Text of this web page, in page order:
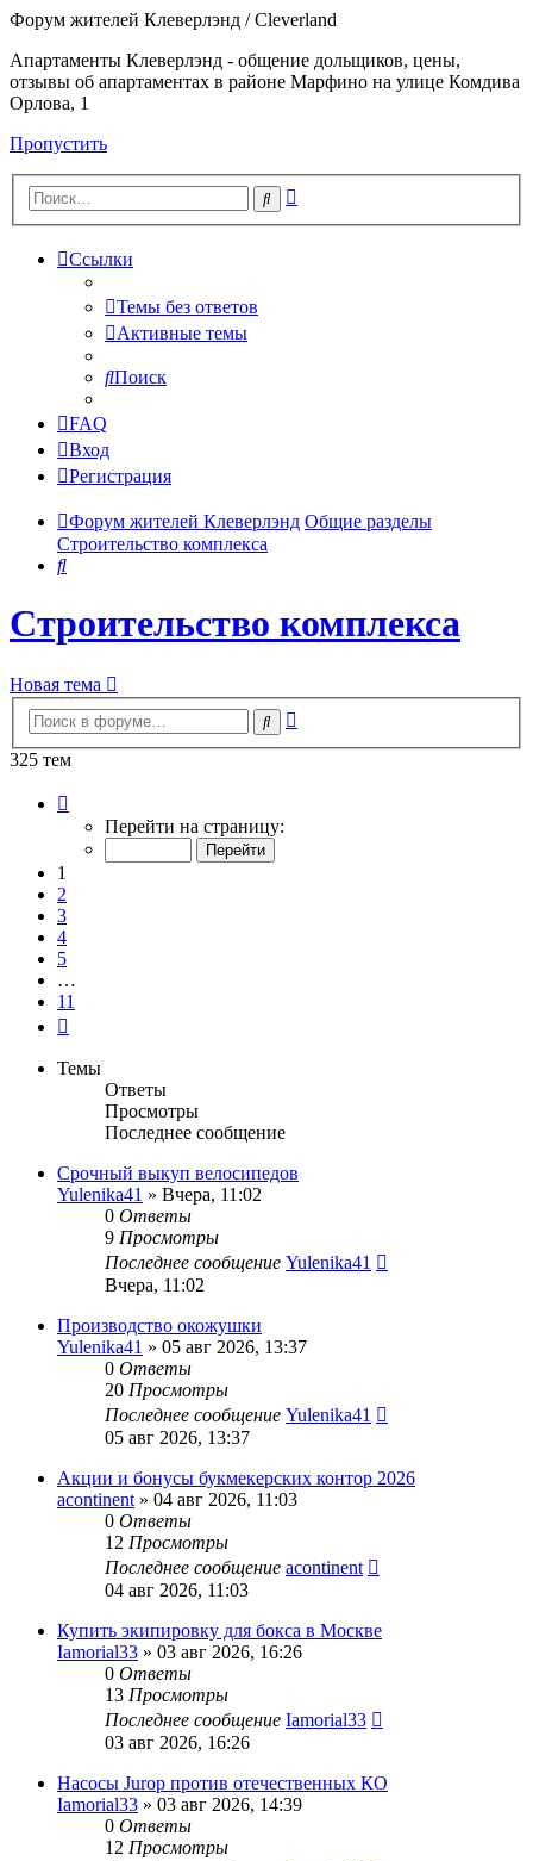
Форум жителей Клеверлэнд / Cleverland
Апартаменты Клеверлэнд - общение дольщиков, цены,
отзывы об апартаментах в районе Марфино на улице Комдива
Орлова, 1
Пропустить
Поиск
Ссылки
Темы без ответов
Активные темы
Поиск
FAQ
Вход
Регистрация
Форум жителей Клеверлэнд Общие разделы
Строительство комплекса
Поиск
Строительство комплекса
Новая тема
Поиск
325 тем
Перейти на страницу:
1
2
3
4
5
…
11
Темы
Ответы
Просмотры
Последнее сообщение
Срочный выкуп велосипедов
Yulenika41 » Вчера, 11:02
0 Ответы
9 Просмотры
Последнее сообщение Yulenika41
Вчера, 11:02
Производство окожушки
Yulenika41 » 05 авг 2026, 13:37
0 Ответы
20 Просмотры
Последнее сообщение Yulenika41
05 авг 2026, 13:37
Акции и бонусы букмекерских контор 2026
acontinent » 04 авг 2026, 11:03
0 Ответы
12 Просмотры
Последнее сообщение acontinent
04 авг 2026, 11:03
Купить экипировку для бокса в Москве
Iamorial33 » 03 авг 2026, 16:26
0 Ответы
13 Просмотры
Последнее сообщение Iamorial33
03 авг 2026, 16:26
Насосы Jurop против отечественных КО
Iamorial33 » 03 авг 2026, 14:39
0 Ответы
12 Просмотры